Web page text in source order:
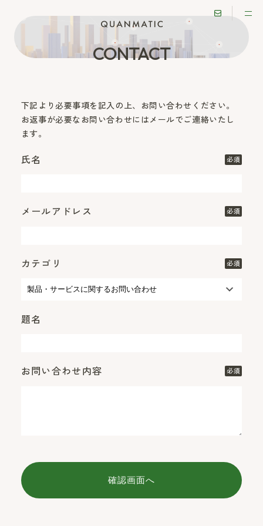
CONTACT
下記より必要事項を記入の上、お問い合わせください。
お返事が必要なお問い合わせにはメールでご連絡いたし
ます。
氏名 必須
メールアドレス 必須
カテゴリ 必須
題名
お問い合わせ内容 必須